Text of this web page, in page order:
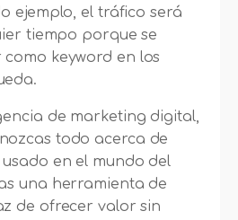
ejemplo, el tráfico será
tiempo porque se
keyword en los
de marketing digital,
todo acerca de
en el mundo del
una herramienta de
de ofrecer valor sin